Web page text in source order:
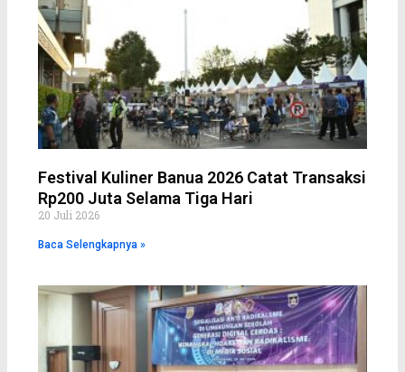
Festival Kuliner Banua 2026 Catat Transaksi
Rp200 Juta Selama Tiga Hari
20 Juli 2026
Baca Selengkapnya »